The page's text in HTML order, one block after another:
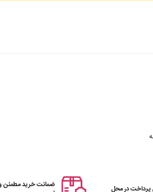
پرداخت در محل
ضمانت خرید مطمئن